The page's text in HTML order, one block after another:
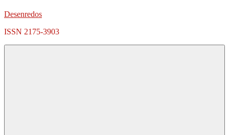
Desenredos
ISSN 2175-3903